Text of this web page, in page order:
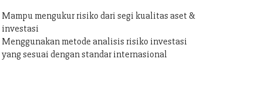
Mampu mengukur risiko dari segi kualitas aset &
investasi
Menggunakan metode analisis risiko investasi
yang sesuai dengan standar internasional